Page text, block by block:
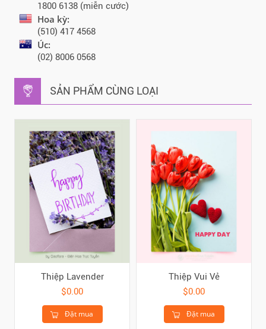
1800 6138 (miễn cước)
Hoa kỳ:
(510) 417 4568
Úc:
(02) 8006 0568
SẢN PHẨM CÙNG LOẠI
Thiệp Lavender
$0.00
Đặt mua
Thiệp Vui Vẻ
$0.00
Đặt mua